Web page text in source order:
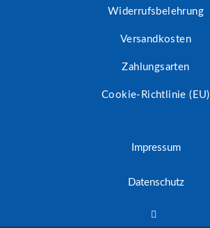
Widerrufsbelehrung
Versandkosten
Zahlungsarten
Cookie-Richtlinie (EU)
Impressum
Datenschutz